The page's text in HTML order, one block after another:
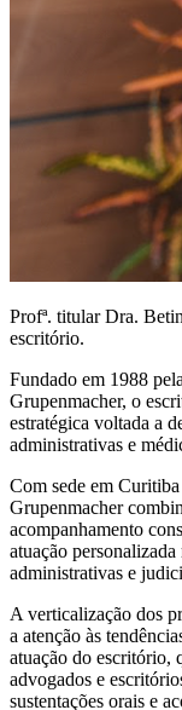
Profª. titular Dra.
escritório.
Fundado em 1988
Grupenmacher, o
estratégica voltada a
administrativas e
Com sede em
Grupenmacher
acompanhamento
atuação
administrativas e
A verticalização dos
a atenção às
atuação do escritório,
advogados e
sustentações orais e